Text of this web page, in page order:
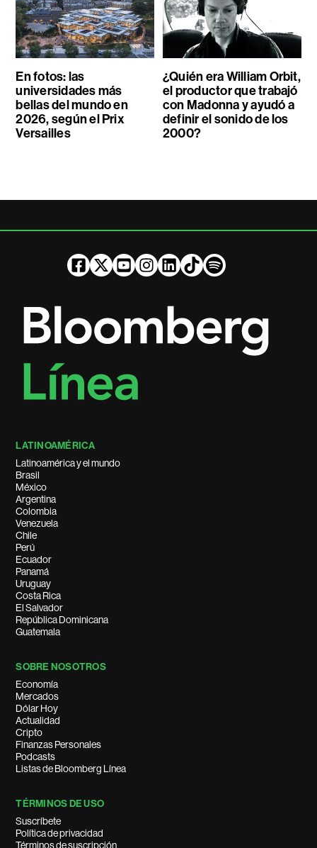
En fotos: las
universidades más
bellas del mundo en
2026, según el Prix
Versailles
¿Quién era William Orbit,
el productor que trabajó
con Madonna y ayudó a
definir el sonido de los
2000?
LATINOAMÉRICA
Latinoamérica y el mundo
Brasil
México
Argentina
Colombia
Venezuela
Chile
Perú
Ecuador
Panamá
Uruguay
Costa Rica
El Salvador
República Dominicana
Guatemala
SOBRE NOSOTROS
Economía
Mercados
Dólar Hoy
Actualidad
Cripto
Finanzas Personales
Podcasts
Listas de Bloomberg Línea
TÉRMINOS DE USO
Suscríbete
Política de privacidad
Términos de suscripción